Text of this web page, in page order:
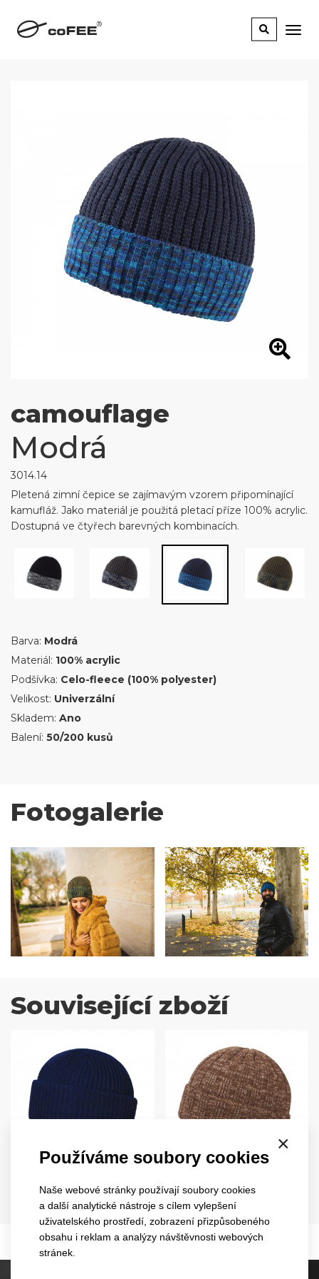
×
Používáme soubory cookies
Naše webové stránky používají soubory cookies
a další analytické nástroje s cílem vylepšení
uživatelského prostředí, zobrazení přizpůsobeného
obsahu i reklam a analýzy návštěvnosti webových
stránek.
camouflage
Modrá
3014.14
Pletená zimní čepice se zajímavým vzorem připomínající
kamufláž. Jako materiál je použitá pletací příze 100% acrylic.
Dostupná ve čtyřech barevných kombinacích.
Barva: Modrá
Materiál: 100% acrylic
Podšívka: Celo-fleece (100% polyester)
Velikost: Univerzální
Skladem: Ano
Balení: 50/200 kusů
Fotogalerie
Související zboží
4 barvy
fold street
3051
EU
3 barvy